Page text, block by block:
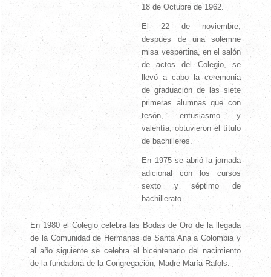
18 de Octubre de 1962.
El 22 de noviembre,
después de una solemne
misa vespertina, en el salón
de actos del Colegio, se
llevó a cabo la ceremonia
de graduación de las siete
primeras alumnas que con
tesón, entusiasmo y
valentía, obtuvieron el título
de bachilleres.
En 1975 se abrió la jornada
adicional con los cursos
sexto y séptimo de
bachillerato.
En 1980 el Colegio celebra las Bodas de Oro de la llegada
de la Comunidad de Hermanas de Santa Ana a Colombia y
al año siguiente se celebra el bicentenario del nacimiento
de la fundadora de la Congregación, Madre María Rafols.